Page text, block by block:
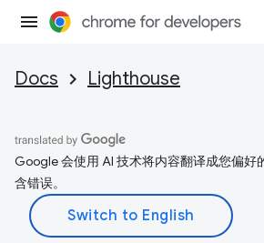
Docs Lighthouse
Google 会使用 AI 技术将内容翻译成您偏好
含错误。